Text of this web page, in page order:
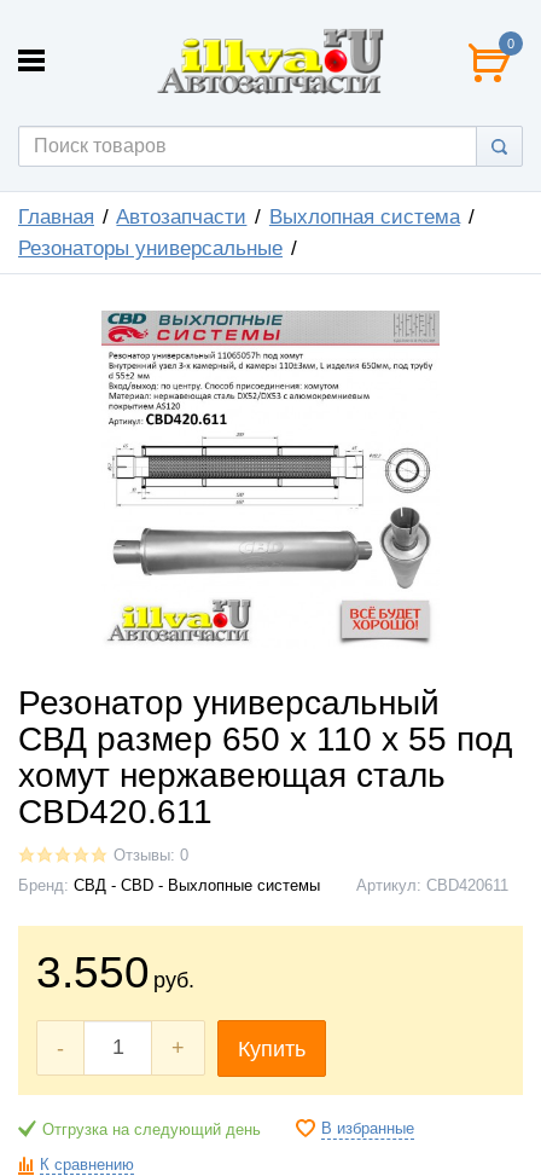
0
Главная Автозапчасти
Выхлопная система
Резонаторы универсальные
Резонатор универсальный
СВД размер 650 х 110 х 55 под
хомут нержавеющая сталь
CBD420.611
Отзывы: 0
Бренд: СВД - CBD - Выхлопные системы Артикул: CBD420611
3.550 руб.
- + Купить
Отгрузка на следующий день В избранные
К сравнению